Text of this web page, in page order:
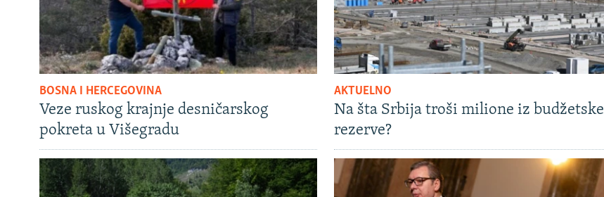
BOSNA I HERCEGOVINA
Veze ruskog krajnje desničarskog
pokreta u Višegradu
AKTUELNO
Na šta Srbija troši milione iz budžetske
rezerve?